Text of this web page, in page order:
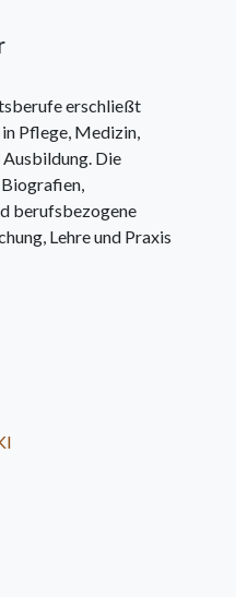
erschließt
Pflege, Medizin,
Ausbildung. Die
berufsbezogene
Lehre und Praxis